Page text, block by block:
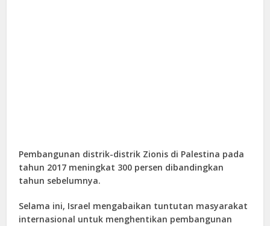
Pembangunan distrik-distrik Zionis di Palestina pada
tahun 2017 meningkat 300 persen dibandingkan
tahun sebelumnya.
Selama ini, Israel mengabaikan tuntutan masyarakat
internasional untuk menghentikan pembangunan